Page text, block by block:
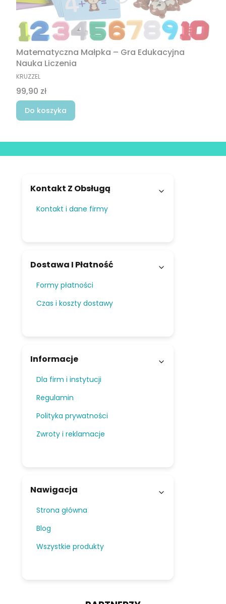
Matematyczna Małpka – Gra Edukacyjna
Nauka Liczenia
PRODUCENT
KRUZZEL
Cena
99,90 zł
Do koszyka
Kontakt Z Obsługą
Kontakt i dane firmy
Dostawa I Płatność
Formy płatności
Czas i koszty dostawy
Informacje
Dla firm i instytucji
Regulamin
Polityka prywatności
Zwroty i reklamacje
Nawigacja
Strona główna
Blog
Wszystkie produkty